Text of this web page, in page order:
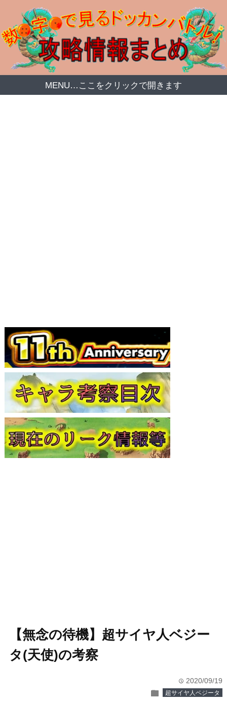
MENU…ここをクリックで開きます
【無念の待機】超サイヤ人ベジー
タ(天使)の考察
time 2020/09/19
folder 超サイヤ人ベジータ